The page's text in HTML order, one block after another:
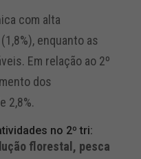
com alta
enquanto as
Em relação ao 2º
dos
2,8%.
no 2º tri:
florestal, pesca